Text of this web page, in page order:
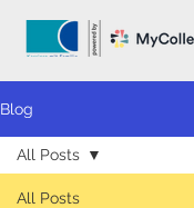
Blog
All Posts
All Posts